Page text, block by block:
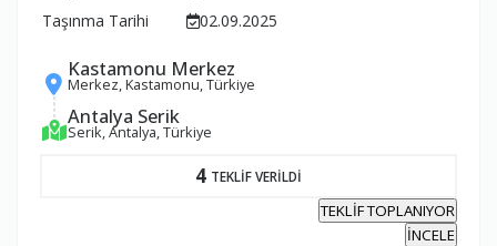
Taşınma Tarihi
02.09.2025
Kastamonu Merkez
Merkez, Kastamonu, Türkiye
Antalya Serik
Serik, Antalya, Türkiye
4 TEKLİF VERİLDİ
TEKLİF TOPLANIYOR
İNCELE